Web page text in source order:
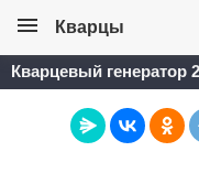
Кварцы
Кварцевый генератор